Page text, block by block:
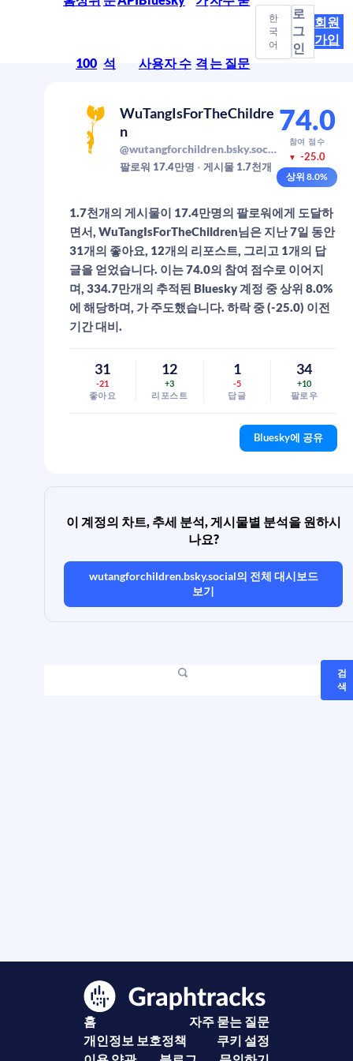
100 석 사용자 수 격 는 질문
한
국
어
로
그
인
회원
가입
WuTangIsForTheChildre
n
@wutangforchildren.bsky.social
팔로워 17.4만명 게시물 1.7천개
74.0
참여 점수
▼ -25.0
상위 8.0%
1.7천개의 게시물이 17.4만명의 팔로워에게 도달하
면서, WuTangIsForTheChildren님은 지난 7일 동안
31개의 좋아요, 12개의 리포스트, 그리고 1개의 답
글을 얻었습니다. 이는 74.0의 참여 점수로 이어지
며, 334.7만개의 추적된 Bluesky 계정 중 상위 8.0%
에 해당하며, 가 주도했습니다. 하락 중 (-25.0) 이전
기간 대비.
31
-21
좋아요
12
+3
리포스트
1
-5
답글
34
+10
팔로우
Bluesky에 공유
이 계정의 차트, 추세 분석, 게시물별 분석을 원하시
나요?
wutangforchildren.bsky.social의 전체 대시보드
보기
검
색
홈
자주 묻는 질문
개인정보 보호정책
쿠키 설정